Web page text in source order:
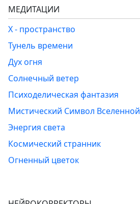
МЕДИТАЦИИ
Х - пространство
Тунель времени
Дух огня
Солнечный ветер
Психоделическая фантазия
Мистический Символ Вселенной
Энергия света
Космический странник
Огненный цветок